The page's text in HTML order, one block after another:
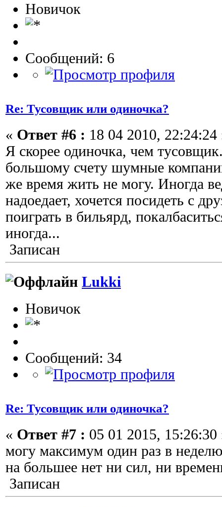
Новичок
Сообщений: 6
Re: Тусовщик или одиночка?
« Ответ #6 : 18 04 2010, 22:24:24
Я скорее одиночка, чем
большому счету шумные
же время жить не могу. Иногда
надоедает, хочется посидеть с
поиграть в бильярд,
иногда...
Записан
Lukki
Новичок
Сообщений: 34
Re: Тусовщик или одиночка?
« Ответ #7 : 05 01 2015, 15:26:30
могу максимум один раз в
на большее нет ни сил, ни
Записан